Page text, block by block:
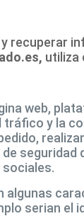
recuperar
, utiliza
web,
y la
seguridad
algunas
serian el